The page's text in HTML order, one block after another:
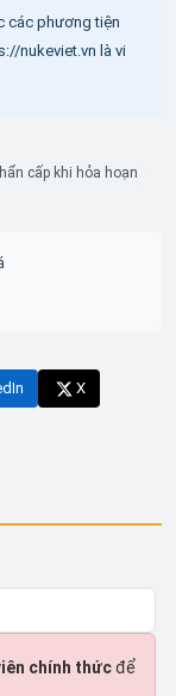
các phương tiện
nukeviet.vn là vi
cấp khi hỏa hoạn
X
chính thứcđể